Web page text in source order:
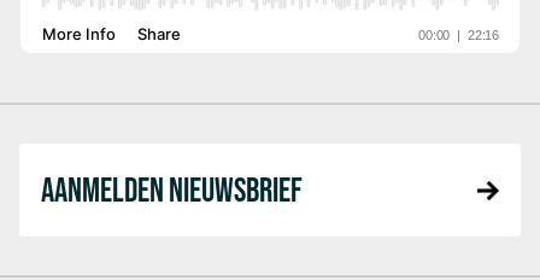
AANMELDEN NIEUWSBRIEF